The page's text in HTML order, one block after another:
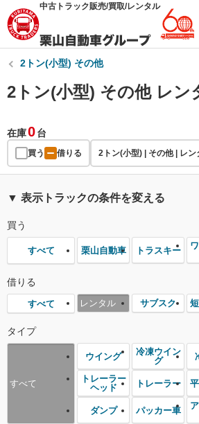
中古トラック販売/買取/レンタル
2トン(小型) その他
2トン(小型) その他 レン
在庫0台
買う 借りる 2トン(小型) | その他 | レン
▼ 表示トラックの条件を変える
買う
すべて 栗山自動車 トラスキー
借りる
すべて レンタル サブスク
タイプ
すべて
ウイング
冷凍ウイン
グ
トレーラー
ヘッド
トレーラー
ダンプ パッカー車